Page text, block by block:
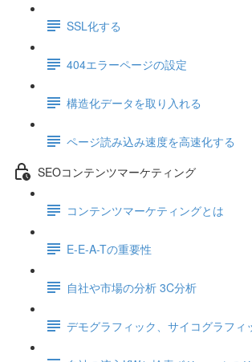
SSL化する
404エラーページの設定
構造化データを取り入れる
ページ読み込み速度を高速化する
SEOコンテンツマーケティング
コンテンツマーケティングとは
E-E-A-Tの重要性
自社や市場の分析 3C分析
デモグラフィック、サイコグラフィ